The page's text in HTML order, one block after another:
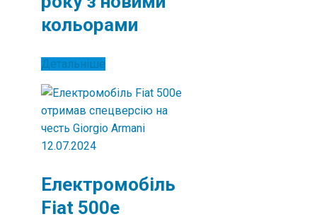
кольорами
Детальніше
12.07.2024
Електромобіль
Fiat 500e